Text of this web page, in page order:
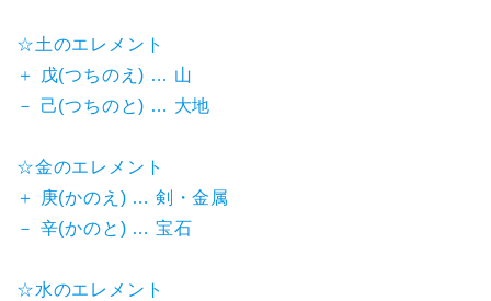
☆土のエレメント
＋ 戊(つちのえ) … 山
－ 己(つちのと) … 大地
☆金のエレメント
＋ 庚(かのえ) … 剣・金属
－ 辛(かのと) … 宝石
☆水のエレメント